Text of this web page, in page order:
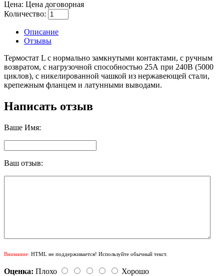
Цена: Цена договорная
Количество:
Описание
Отзывы
Термостат L с нормально замкнутыми контактами, с ручным
возвратом, с нагрузочной способностью 25А при 240В (5000
циклов), с никелированной чашкой из нержавеющей стали,
крепежным фланцем и латунными выводами.
Написать отзыв
Ваше Имя:
Ваш отзыв:
Внимание: HTML не поддерживается! Используйте обычный текст.
Оценка: Плохо
Хорошо